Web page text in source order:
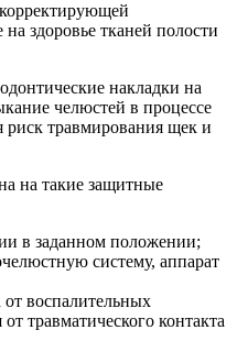
здоровье тканей полости
накладки на
челюстей в процессе
травмирования щек и
на такие защитные
в заданном положении;
систему, аппарат
от воспалительных
травматического контакта